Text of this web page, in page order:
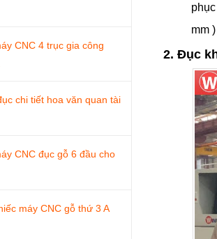
CNC 4 trục gia công
chi tiết hoa văn quan tài
CNC đục gỗ 6 đầu cho
máy CNC gỗ thứ 3 A
mm
2. Đục